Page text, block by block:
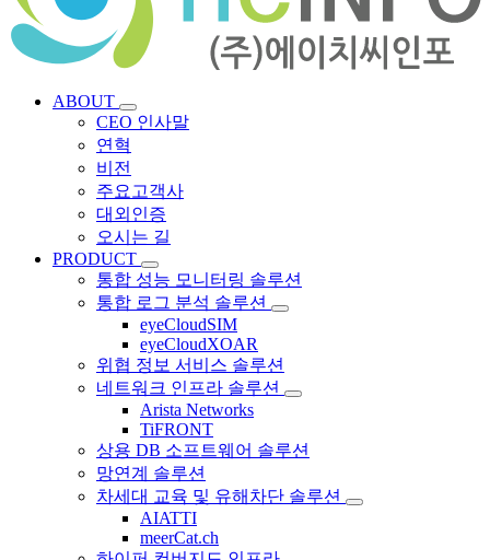
ABOUT
CEO 인사말
연혁
비전
주요고객사
대외인증
오시는 길
PRODUCT
통합 성능 모니터링 솔루션
통합 로그 분석 솔루션
eyeCloudSIM
eyeCloudXOAR
위협 정보 서비스 솔루션
네트워크 인프라 솔루션
Arista Networks
TiFRONT
상용 DB 소프트웨어 솔루션
망연계 솔루션
차세대 교육 및 유해차단 솔루션
AIATTI
meerCat.ch